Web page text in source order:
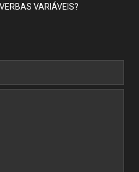
VARIÁVEIS?